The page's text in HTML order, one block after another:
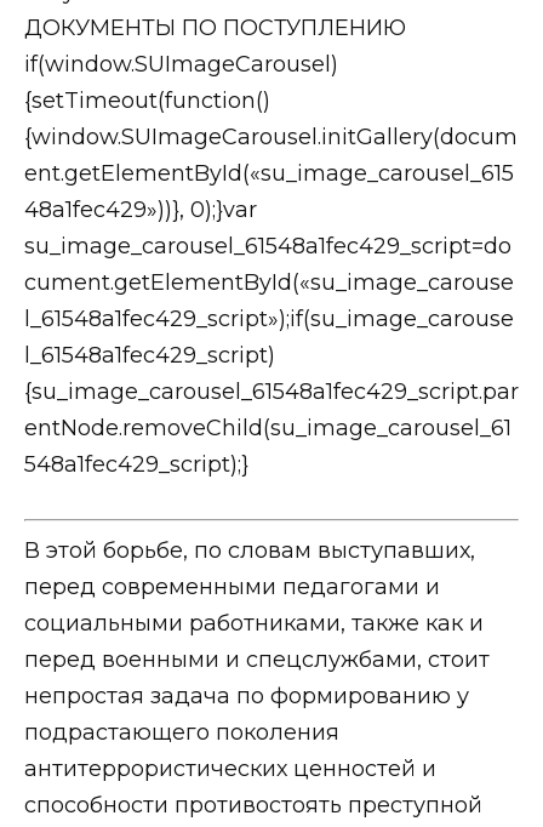
if(window.SUImageCarousel)
{setTimeout(function()
{window.SUImageCarousel.initGallery(docum
ent.getElementById(«su_image_carousel_615
48a1fec429»))}, 0);}var
su_image_carousel_61548a1fec429_script=do
cument.getElementById(«su_image_carouse
l_61548a1fec429_script»);if(su_image_carouse
l_61548a1fec429_script)
{su_image_carousel_61548a1fec429_script.par
entNode.removeChild(su_image_carousel_61
548a1fec429_script);}
В этой борьбе, по словам выступавших,
перед современными педагогами и
социальными работниками, также как и
перед военными и спецслужбами, стоит
непростая задача по формированию у
подрастающего поколения
антитеррористических ценностей и
способности противостоять преступной